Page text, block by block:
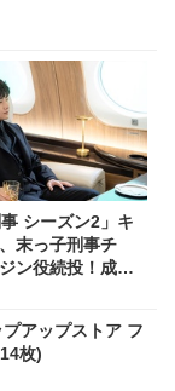
事 シーズン2」キ
末っ子刑事チ
ン役続投！成長
アップストア フ
枚)